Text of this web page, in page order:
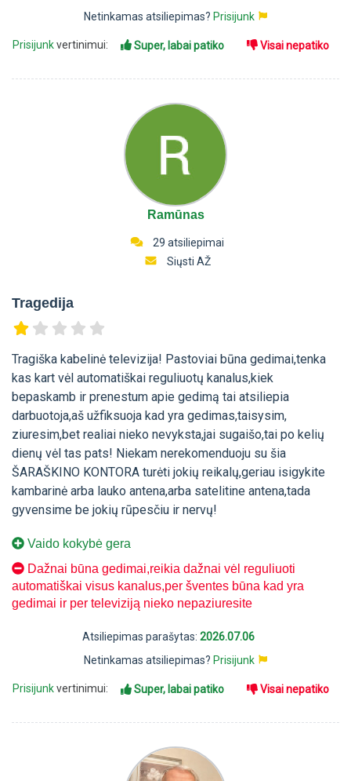
Netinkamas atsiliepimas? Prisijunk
Prisijunkvertinimui: Super, labai patiko Visai nepatiko
Ramūnas
29 atsiliepimai
Siųsti AŽ
Tragedija
Tragiška kabelinė televizija! Pastoviai būna gedimai,tenka
kas kart vėl automatiškai reguliuotų kanalus,kiek
bepaskamb ir prenestum apie gedimą tai atsiliepia
darbuotoja,aš užfiksuoja kad yra gedimas,taisysim,
ziuresim,bet realiai nieko nevyksta,jai sugaišo,tai po kelių
dienų vėl tas pats! Niekam nerekomenduoju su šia
ŠARAŠKINO KONTORA turėti jokių reikalų,geriau isigykite
kambarinė arba lauko antena,arba satelitine antena,tada
gyvensime be jokių rūpesčiu ir nervų!
Vaido kokybė gera
Dažnai būna gedimai,reikia dažnai vėl reguliuoti
automatiškai visus kanalus,per šventes būna kad yra
gedimai ir per televiziją nieko nepaziuresite
Atsiliepimas parašytas: 2026.07.06
Netinkamas atsiliepimas? Prisijunk
Prisijunkvertinimui: Super, labai patiko Visai nepatiko